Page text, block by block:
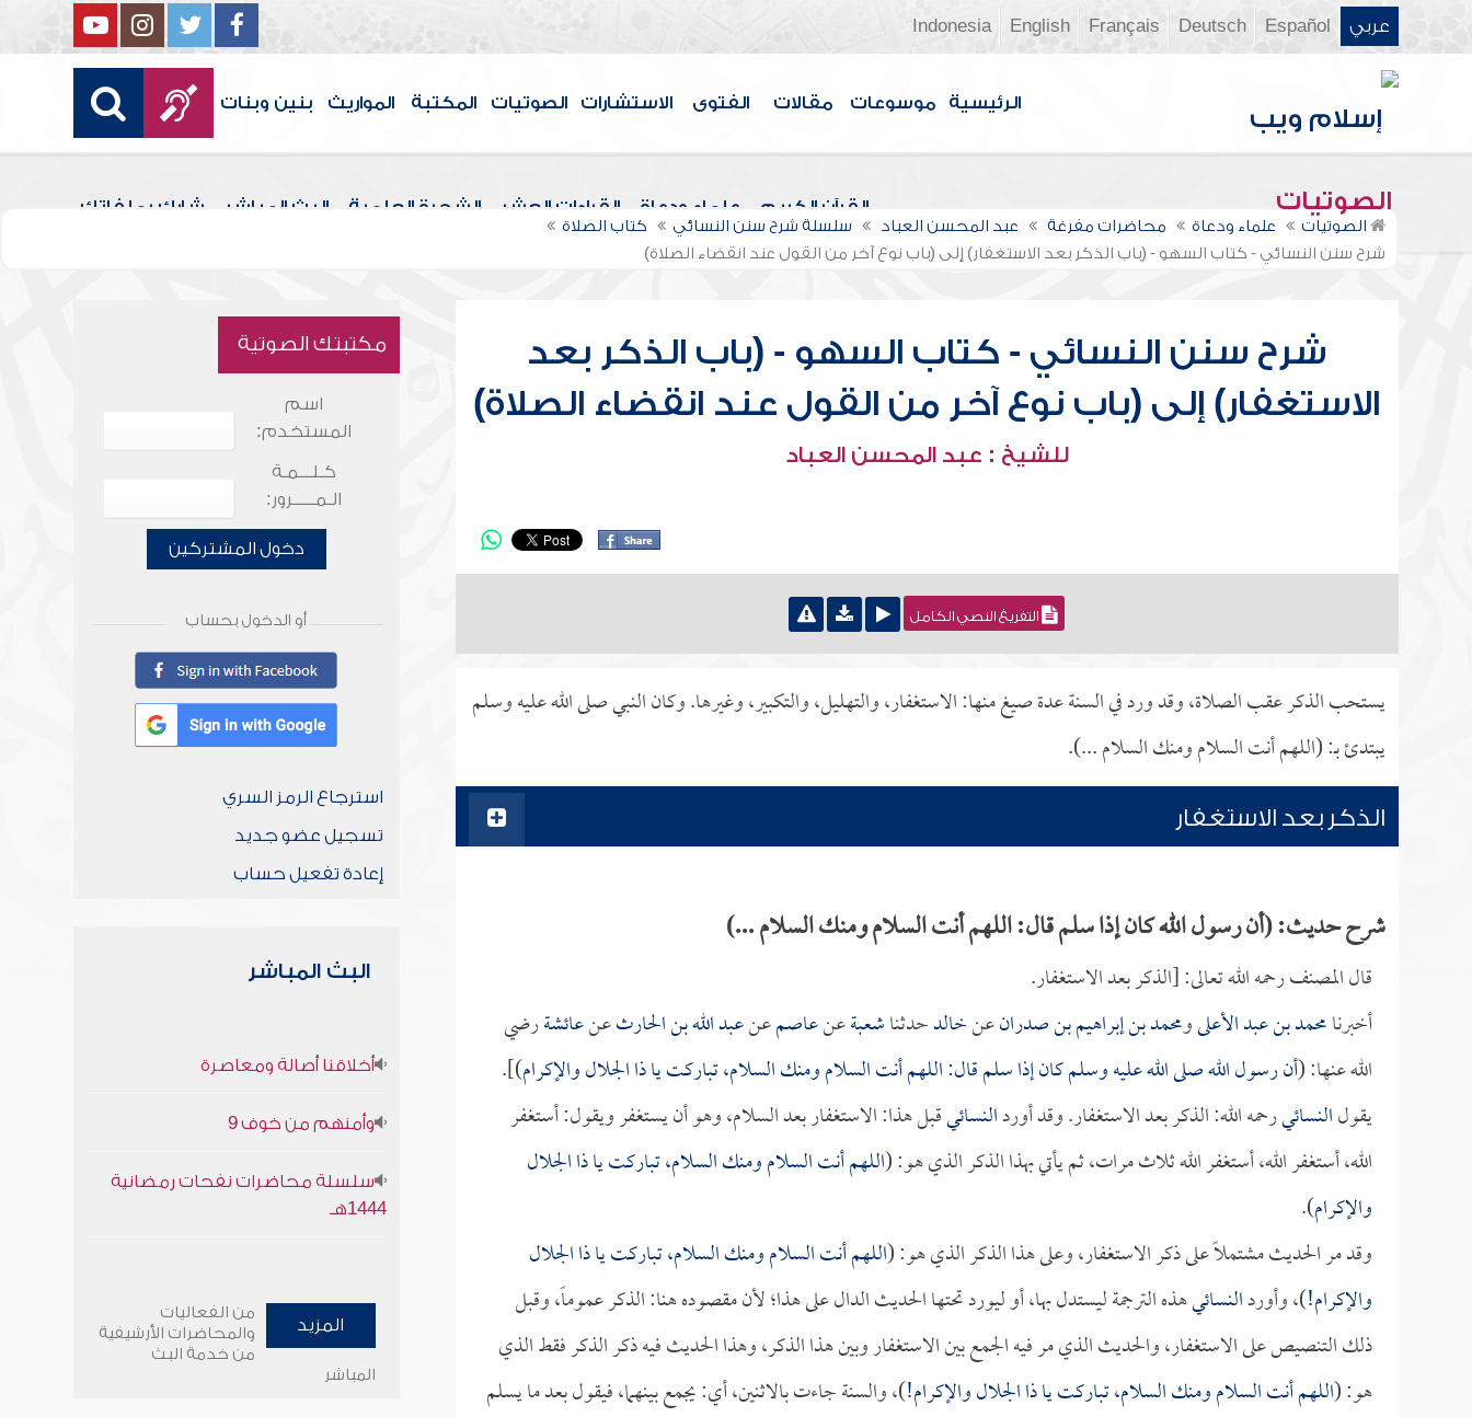
عربي Español
Deutsch
Français
English
Indonesia
الرئيسية موسوعات مقالات الفتوى الاستشارات الصوتيات المكتبة المواريث بنين وبنات
الصوتيات القرآن الكريم علماء ودعاة القراءات العشر الشجرة العلمية البث المباشر شارك بملفاتك
الصوتيات علماء ودعاة محاضرات مفرغة عبد المحسن العباد سلسلة شرح سنن النسائي
كتاب الصلاة
شرح سنن النسائي - كتاب السهو - (باب الذكر بعد الاستغفار) إلى (باب نوع آخر من القول عند انقضاء الصلاة)
شرح سنن النسائي - كتاب السهو - (باب الذكر بعد
الاستغفار) إلى (باب نوع آخر من القول عند انقضاء الصلاة)
للشيخ : عبد المحسن العباد
التفريغ النصي الكامل
يستحب الذكر عقب الصلاة، وقد ورد في السنة عدة صيغ منها: الاستغفار، والتهليل، والتكبير، وغيرها. وكان النبي صلى الله عليه وسلم
يبتدئ بـ: (اللهم أنت السلام ومنك السلام ...).
الذكر بعد الاستغفار
شرح حديث: (أن رسول الله كان إذا سلم قال: اللهم أنت السلام ومنك السلام ...)
قال المصنف رحمه الله تعالى: [الذكر بعد الاستغفار.
أخبرنامحمد بن عبد الأعلىومحمد بن إبراهيم بن صدرانعنخالدحدثناشعبةعنعاصمعنعبد الله بن الحارثعنعائشةرضي
الله عنها: (أن رسول الله صلى الله عليه وسلم كان إذا سلم قال: اللهم أنت السلام ومنك السلام، تباركت يا ذا الجلال والإكرام)].
يقولالنسائيرحمه الله: الذكر بعد الاستغفار. وقد أوردالنسائيقبل هذا: الاستغفار بعد السلام، وهو أن يستغفر ويقول: أستغفر
الله، أستغفر الله، أستغفر الله ثلاث مرات، ثم يأتي بهذا الذكر الذي هو: (اللهم أنت السلام ومنك السلام، تباركت يا ذا الجلال
والإكرام).
وقد مر الحديث مشتملاً على ذكر الاستغفار، وعلى هذا الذكر الذي هو: (اللهم أنت السلام ومنك السلام، تباركت يا ذا الجلال
والإكرام!)، وأوردالنسائيهذه الترجمة ليستدل بها، أو ليورد تحتها الحديث الدال على هذا؛ لأن مقصوده هنا: الذكر عموماً، وقبل
ذلك التنصيص على الاستغفار، والحديث الذي مر فيه الجمع بين الاستغفار وبين هذا الذكر، وهذا الحديث فيه ذكر الذكر فقط الذي
هو: (اللهم أنت السلام ومنك السلام، تباركت يا ذا الجلال والإكرام!)، والسنة جاءت بالاثنين، أي: يجمع بينهما، فيقول بعد ما يسلم
مكتبتك الصوتية
اسم
المستخدم:
كـلـــمـة
الـمـــــرور:
دخول المشتركين
أو الدخول بحساب
استرجاع الرمز السري
تسجيل عضو جديد
إعادة تفعيل حساب
البث المباشر
أخلاقنا أصالة ومعاصرة
وأمنهم من خوف 9
سلسلة محاضرات نفحات رمضانية
1444هـ
المزيد
من الفعاليات
والمحاضرات الأرشيفية
من خدمة البث
المباشر